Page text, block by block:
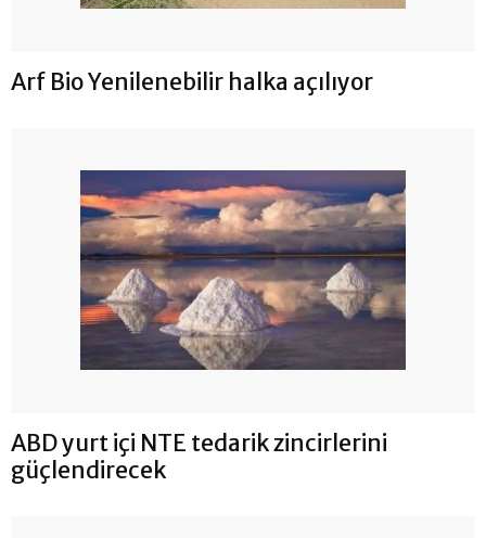
Arf Bio Yenilenebilir halka açılıyor
ABD yurt içi NTE tedarik zincirlerini
güçlendirecek